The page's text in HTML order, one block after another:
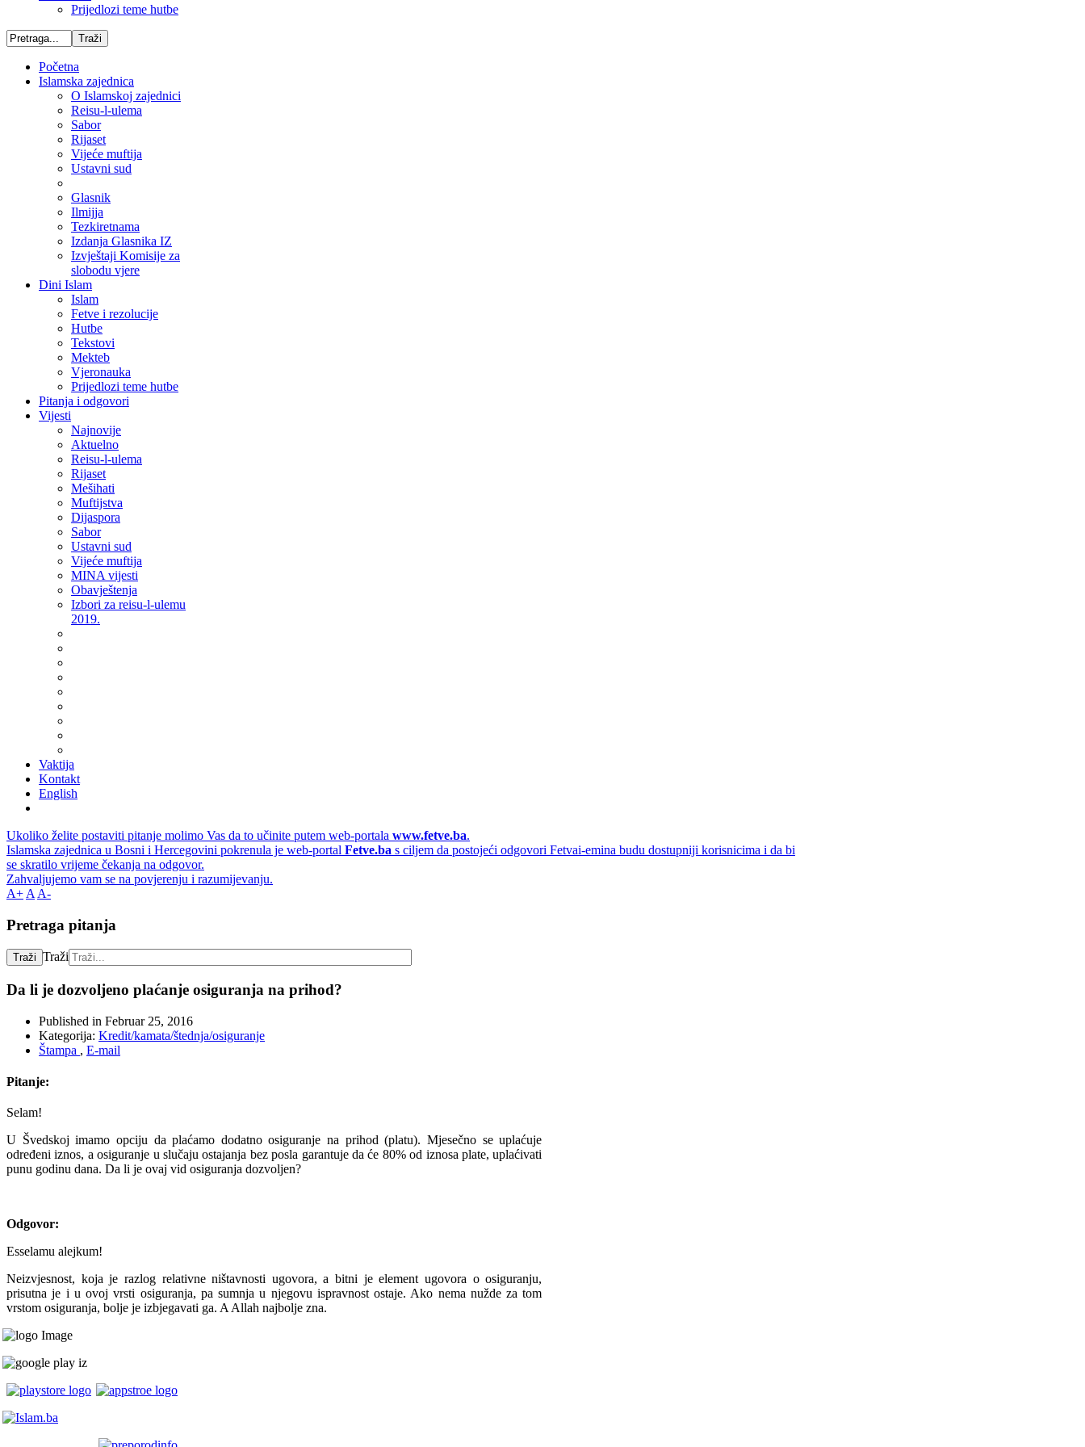
Prijedlozi teme hutbe
Početna
Islamska zajednica
O Islamskoj zajednici
Reisu-l-ulema
Sabor
Rijaset
Vijeće muftija
Ustavni sud
Glasnik
Ilmijja
Tezkiretnama
Izdanja Glasnika IZ
Izvještaji Komisije za
slobodu vjere
Dini Islam
Islam
Fetve i rezolucije
Hutbe
Tekstovi
Mekteb
Vjeronauka
Prijedlozi teme hutbe
Pitanja i odgovori
Vijesti
Najnovije
Aktuelno
Reisu-l-ulema
Rijaset
Mešihati
Muftijstva
Dijaspora
Sabor
Ustavni sud
Vijeće muftija
MINA vijesti
Obavještenja
Izbori za reisu-l-ulemu
2019.
Vaktija
Kontakt
English
Ukoliko želite postaviti pitanje molimo Vas da to učinite putem web-portala www.fetve.ba.
Islamska zajednica u Bosni i Hercegovini pokrenula je web-portal Fetve.ba s ciljem da postojeći odgovori Fetvai-emina budu dostupniji korisnicima i da bi
se skratilo vrijeme čekanja na odgovor.
Zahvaljujemo vam se na povjerenju i razumijevanju.
A+ A A-
Pretraga pitanja
Traži Traži
Da li je dozvoljeno plaćanje osiguranja na prihod?
Published in Februar 25, 2016
Kategorija: Kredit/kamata/štednja/osiguranje
Štampa , E-mail
Pitanje:
Selam!
U Švedskoj imamo opciju da plaćamo dodatno osiguranje na prihod (platu). Mjesečno se uplaćuje
određeni iznos, a osiguranje u slučaju ostajanja bez posla garantuje da će 80% od iznosa plate, uplaćivati
punu godinu dana. Da li je ovaj vid osiguranja dozvoljen?
Odgovor:
Esselamu alejkum!
Neizvjesnost, koja je razlog relativne ništavnosti ugovora, a bitni je element ugovora o osiguranju,
prisutna je i u ovoj vrsti osiguranja, pa sumnja u njegovu ispravnost ostaje. Ako nema nužde za tom
vrstom osiguranja, bolje je izbjegavati ga. A Allah najbolje zna.